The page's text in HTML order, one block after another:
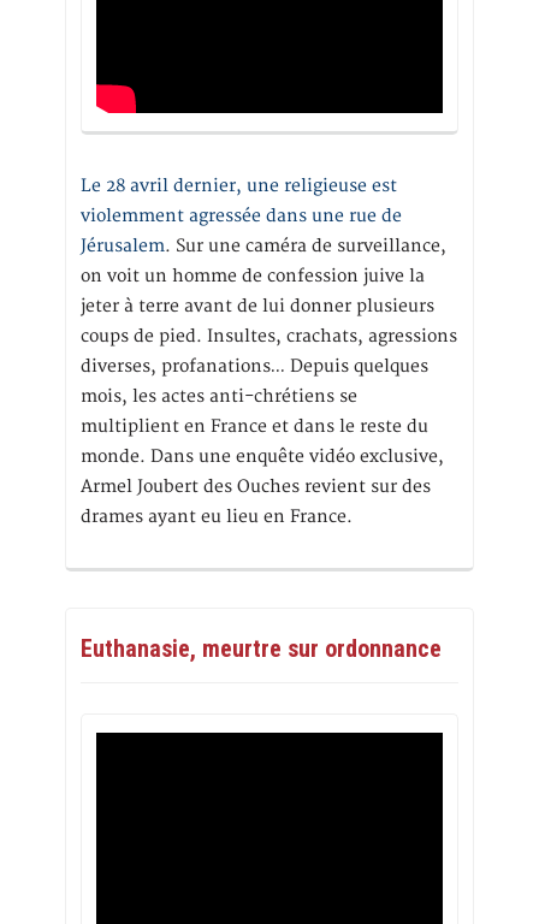
Le 28 avril dernier, une religieuse est
violemment agressée dans une rue de
Jérusalem. Sur une caméra de surveillance,
on voit un homme de confession juive la
jeter à terre avant de lui donner plusieurs
coups de pied. Insultes, crachats, agressions
diverses, profanations… Depuis quelques
mois, les actes anti-chrétiens se
multiplient en France et dans le reste du
monde. Dans une enquête vidéo exclusive,
Armel Joubert des Ouches revient sur des
drames ayant eu lieu en France.
Euthanasie, meurtre sur ordonnance